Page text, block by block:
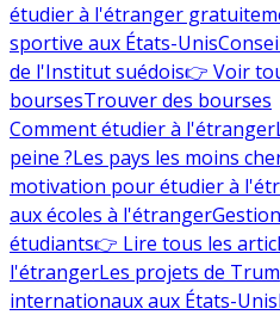
étudier à l'étranger
sportive aux États-Unis
de l'Institut suédois👉 Voir
boursesTrouver des bourses
Comment étudier à l'étranger
peine ?Les pays les moins
motivation pour étudier à
aux écoles à l'étranger
étudiants👉 Lire tous les
l'étrangerLes projets de
internationaux aux États-Unis